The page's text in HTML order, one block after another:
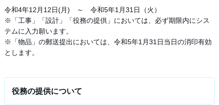
令和4年12月12日(月) ～ 令和5年1月31日（火）
※「工事」「設計」「役務の提供」においては、必ず期限内にシス
テムに入力願います。
※「物品」の郵送提出においては、令和5年1月31日当日の消印有効
とします。
役務の提供について